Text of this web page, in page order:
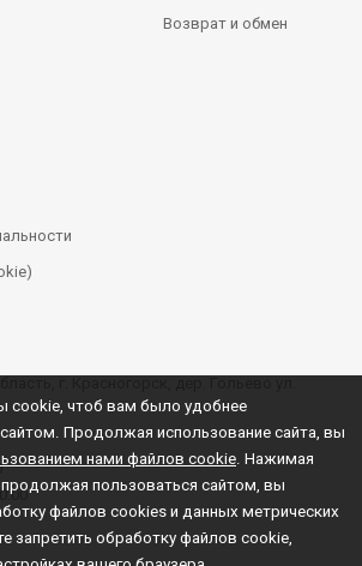
Возврат и обмен
cookie, чтоб вам было удобнее
Продолжая использование сайта, вы
нами файлов cookie . Нажимая
продолжая пользоваться сайтом, вы
файлов cookies и данных метрических
запретить обработку файлов cookie,